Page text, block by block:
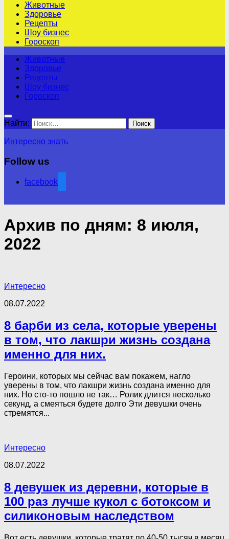
Животные
Здоровье
Рецепты
Шоу бизнес
Гороскоп
Животные
Здоровье
Рецепты
Шоу бизнес
Гороскоп
Найти:
Интересно знать
Follow us
facebook
Архив по дням: 8 июля,
2022
Интересно
08.07.2022
8 барби из села, которые уверены
в том, что лакшри жизнь создана
именно для них.
Героини, которых мы сейчас вам покажем, нагло
уверены в том, что лакшри жизнь создана именно для
них. Но сто-то пошло не так… Ролик длится несколько
секунд, а смеяться будете долго Эти девушки очень
стремятся...
Интересно
08.07.2022
8 девушек из деревни, которые в
100 раз лучше кукол с ботоксом и
силиконовым наследством